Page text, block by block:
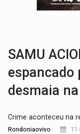
SAMU
espancado
desmaia
Crime aconteceu na
Rondoniaovivo 11